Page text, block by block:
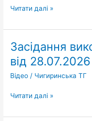
Читати далі »
Засідання
від 28.07.2026
Відео / Чигиринська ТГ
Засідання
виконавчого
комітету
від
Читати далі »